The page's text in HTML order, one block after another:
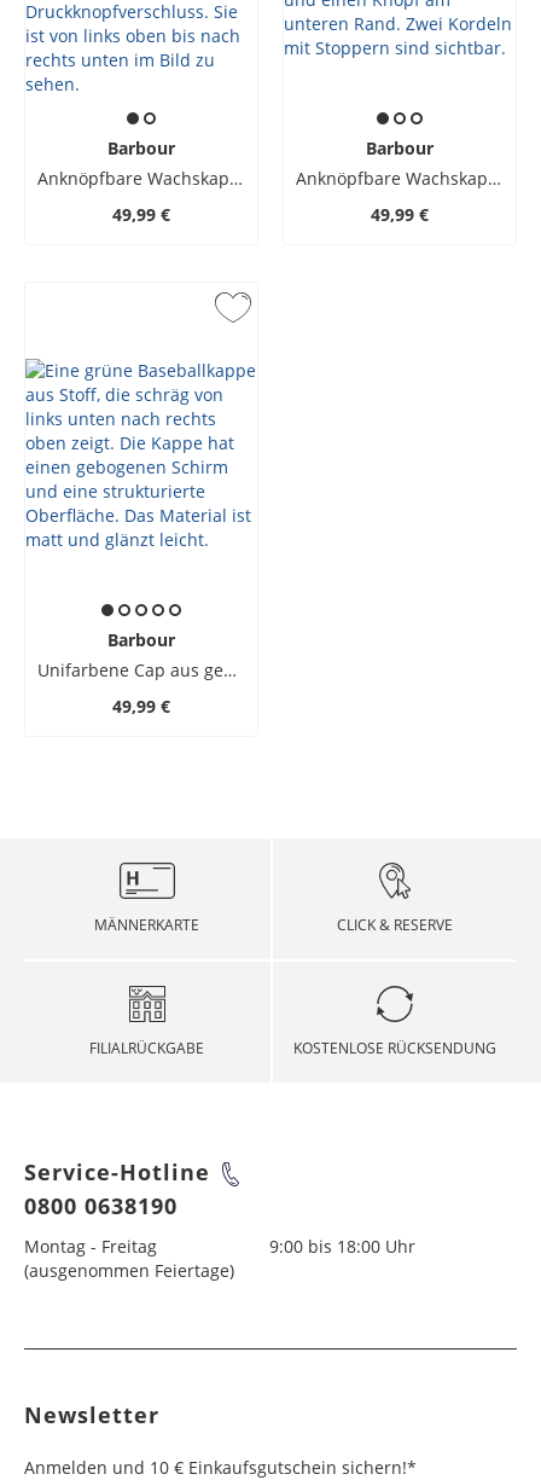
Barbour
Anknöpfbare Wachskapuze
49,99 €
Barbour
Anknöpfbare Wachskapuze
49,99 €
Barbour
Unifarbene Cap aus gewachster Baumwolle mit kleiner Label-Stickerei
49,99 €
MÄNNERKARTE CLICK & RESERVE
FILIALRÜCKGABE KOSTENLOSE RÜCKSENDUNG
Service-Hotline
0800 0638190
Montag - Freitag
9:00 bis 18:00 Uhr
(ausgenommen Feiertage)
Newsletter
Anmelden und 10 € Einkaufsgutschein sichern!*